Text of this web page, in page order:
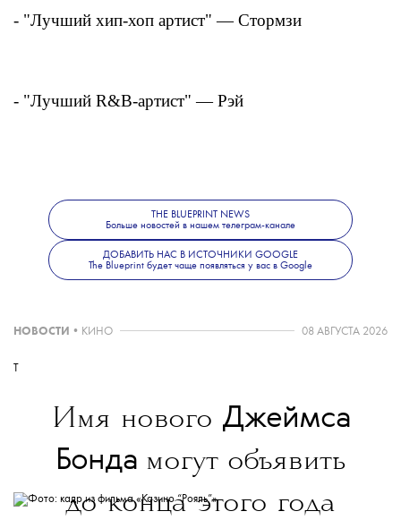
- "Лучший хип-хоп артист" — Стормзи
- "Лучший R&B-артист" — Рэй
- "Лучший новый артист" — The Last Dinner Party
- "Артист года" — Чарли XCX
- "Альбом года" —BRAT, Чарли XCX
THE BLUEPRINT NEWS
Больше новостей в нашем телеграм-канале
ДОБАВИТЬ НАС В ИСТОЧНИКИ GOOGLE
The Blueprint будет чаще появляться у вас в Google
НОВОСТИ • КИНО 08 АВГУСТА 2026
T
Имя нового Джеймса
Бонда могут объявить
до конца этого года